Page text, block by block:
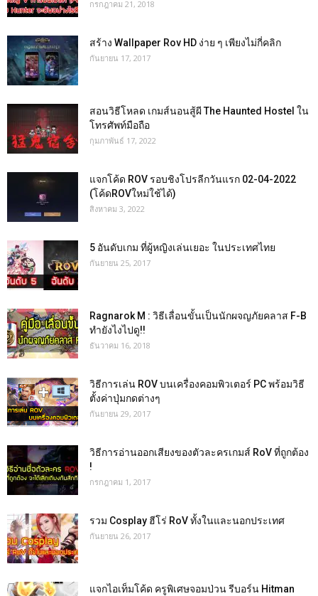
กรกฎาคม 21, 2018
สร้าง Wallpaper Rov HD ง่าย ๆ เพียงไม่กี่คลิก
กันยายน 17, 2017
สอนวิธีโหลด เกมส์นอนสู้ผี The Haunted Hostel ใน
โทรศัพท์มือถือ
กุมภาพันธ์ 17, 2022
แจกโค้ด ROV รอบชิงโปรลีกวันแรก 02-04-2022
(โค้ดROVใหม่ใช้ได้)
สิงหาคม 3, 2022
5 อันดับเกม ที่ผู้หญิงเล่นเยอะ ในประเทศไทย
กันยายน 25, 2017
Ragnarok M : วิธีเลื่อนขั้นเป็นนักผจญภัยคลาส F-B
ทำยังไงไปดู!!
ธันวาคม 16, 2018
วิธีการเล่น ROV บนเครื่องคอมพิวเตอร์ PC พร้อมวิธี
ตั้งค่าปุ่มกดต่างๆ
กันยายน 29, 2017
วิธีการอ่านออกเสียงของตัวละครเกมส์ RoV ที่ถูกต้อง
!
กรกฎาคม 1, 2017
รวม Cosplay ฮีโร่ RoV ทั้งในและนอกประเทศ
กันยายน 26, 2017
แจกไอเท็มโค้ด ครูพิเศษจอมป่วน รีบอร์น Hitman